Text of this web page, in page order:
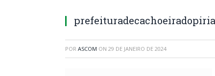
POR ASCOM ON 29 DE JANEIRO DE 2024